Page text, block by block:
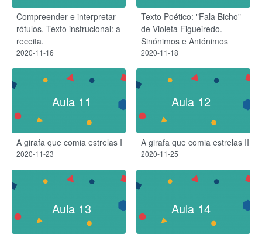
Compreender e interpretar
rótulos. Texto instrucional: a
receita.
2020-11-16
Texto Poético: "Fala Bicho"
de Violeta Figueiredo.
Sinónimos e Antónimos
2020-11-18
Aula 11
A girafa que comia estrelas I
2020-11-23
Aula 12
A girafa que comia estrelas II
2020-11-25
Aula 13 Aula 14